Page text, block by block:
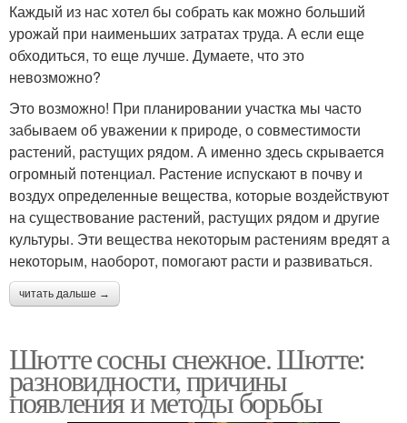
Каждый из нас хотел бы собрать как можно больший
урожай при наименьших затратах труда. А если еще
обходиться, то еще лучше. Думаете, что это
невозможно?
Это возможно! При планировании участка мы часто
забываем об уважении к природе, о совместимости
растений, растущих рядом. А именно здесь скрывается
огромный потенциал. Растение испускают в почву и
воздух определенные вещества, которые воздействуют
на существование растений, растущих рядом и другие
культуры. Эти вещества некоторым растениям вредят а
некоторым, наоборот, помогают расти и развиваться.
читать дальше →
Шютте сосны снежное. Шютте:
разновидности, причины
появления и методы борьбы